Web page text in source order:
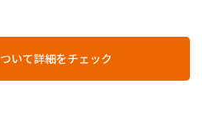
いて詳細をチェック